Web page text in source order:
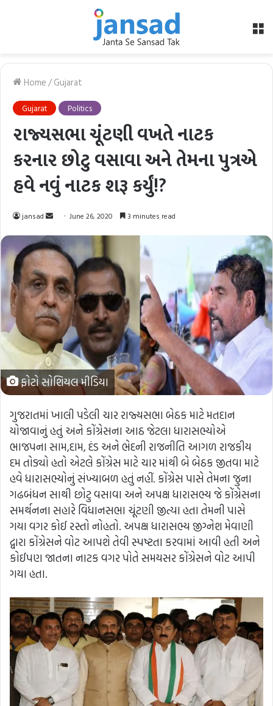
Home/Gujarat
Gujarat Politics
રાજ્યસભા ચૂંટણી વખતે નાટક
કરનાર છોટુ વસાવા અને તેમના પુત્રએ
હવે નવું નાટક શરૂ કર્યું!?
jansad
Send
email
June 26, 2020 3 minutes read
ફોટો સોશિયલ મીડિયા
ગુજરાતમાં ખાલી પડેલી ચાર રાજ્યસભા બેઠક માટે મતદાન
યોજાવાનું હતું અને કોંગ્રેસના આઠ જેટલા ધારાસભ્યોએ
ભાજપના સામ,દામ, દંડ અને ભેદની રાજનીતિ આગળ રાજકીય
દમ તોડ્યો હતો એટલે કોંગ્રેસ માટે ચાર માંથી બે બેઠક જીતવા માટે
હવે ધારાસભ્યોનું સંખ્યાબળ હતું નહીં. કોંગ્રેસ પાસે તેમના જુના
ગઢબંધન સાથી છોટુ વસાવા અને અપક્ષ ધારાસભ્ય જે કોંગ્રેસના
સમર્થનના સહારે વિધાનસભા ચૂંટણી જીત્યા હતા તેમની પાસે
ગયા વગર કોઈ રસ્તો નોહતો. અપક્ષ ધારાસભ્ય જીગ્નેશ મેવાણી
દ્વારા કોંગ્રેસને વોટ આપશે તેવી સ્પષ્ટતા કરવામાં આવી હતી અને
કોઈપણ જાતના નાટક વગર પોતે સમયસર કોંગ્રેસને વોટ આપી
ગયા હતા.